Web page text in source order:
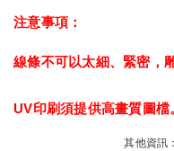
注意事項：
線條不可以太細、緊密，
UV印刷須提供高畫質圖檔
其他資訊：